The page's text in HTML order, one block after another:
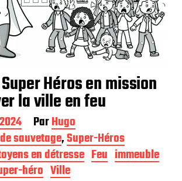
Héros en mission
la ville en feu
ParHugo
sauvetage,Super-Héros
en détresse Feu immeuble
héro Ville